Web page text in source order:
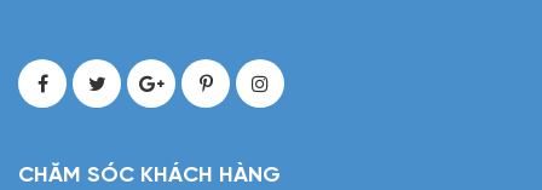
CHĂM SÓC KHÁCH HÀNG